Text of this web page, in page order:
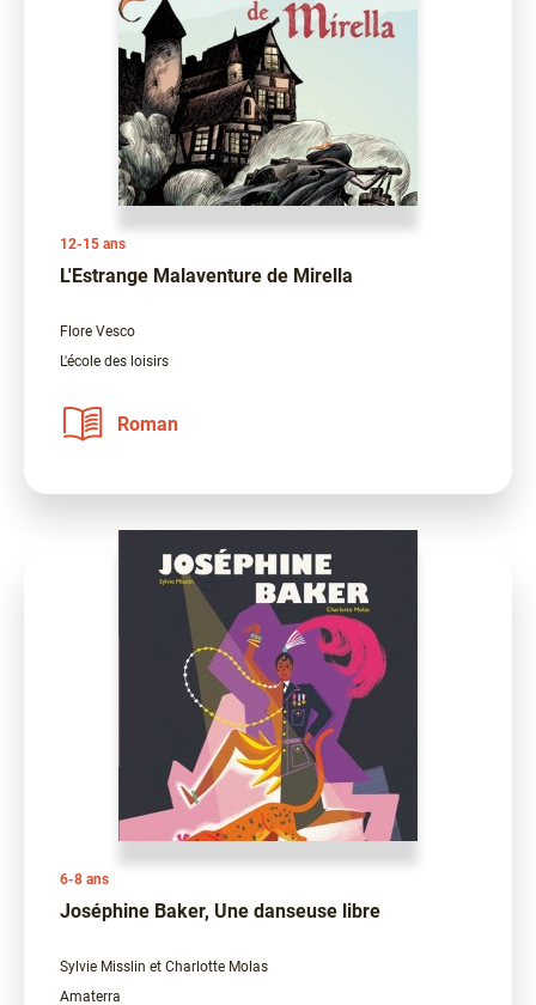
12-15 ans
L'Estrange Malaventure de Mirella
Flore Vesco
L'école des loisirs
Roman
6-8 ans
Joséphine Baker, Une danseuse libre
Sylvie Misslin et Charlotte Molas
Amaterra